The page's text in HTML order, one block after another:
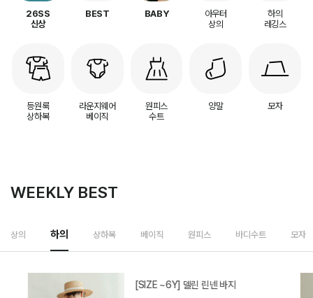
26SS
신상
BEST BABY
아우터
상의
하의
레깅스
등원룩
상하복
라운지웨어
베이직
원피스
수트
양말 모자
WEEKLY BEST
상의 하의 상하복 베이직 원피스 바디수트 모자
밀라 아기 셋업